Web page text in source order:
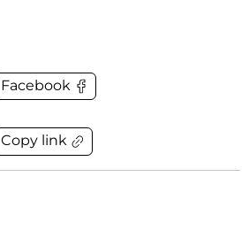
Facebook
Copy link